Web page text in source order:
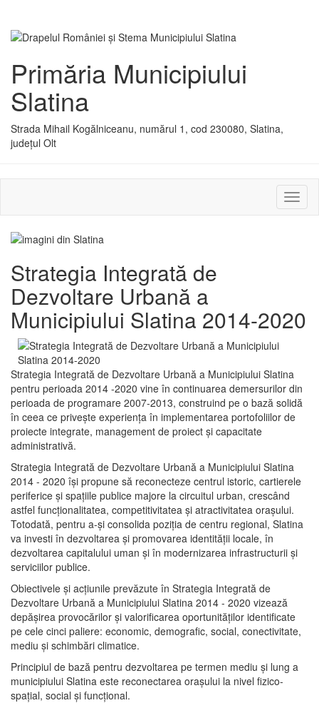
Primăria Municipiului
Slatina
Strada Mihail Kogălniceanu, numărul 1, cod 230080, Slatina,
județul Olt
sau
Strategia Integrată de
Dezvoltare Urbană a
Municipiului Slatina 2014-2020
Strategia Integrată de Dezvoltare Urbană a Municipiului Slatina
pentru perioada 2014 -2020 vine în continuarea demersurilor din
perioada de programare 2007-2013, construind pe o bază solidă
în ceea ce priveşte experienţa în implementarea portofoliilor de
proiecte integrate, management de proiect și capacitate
administrativă.
Strategia Integrată de Dezvoltare Urbană a Municipiului Slatina
2014 - 2020 își propune să reconecteze centrul istoric, cartierele
periferice şi spaţiile publice majore la circuitul urban, crescând
astfel funcţionalitatea, competitivitatea şi atractivitatea oraşului.
Totodată, pentru a-şi consolida poziţia de centru regional, Slatina
va investi în dezvoltarea şi promovarea identităţii locale, în
dezvoltarea capitalului uman şi în modernizarea infrastructurii şi
serviciilor publice.
Obiectivele şi acţiunile prevăzute în Strategia Integrată de
Dezvoltare Urbană a Municipiului Slatina 2014 - 2020 vizează
depășirea provocărilor şi valorificarea oportunităţilor identificate
pe cele cinci paliere: economic, demografic, social, conectivitate,
mediu şi schimbări climatice.
Principiul de bază pentru dezvoltarea pe termen mediu şi lung a
municipiului Slatina este reconectarea oraşului la nivel fizico-
spaţial, social şi funcţional.